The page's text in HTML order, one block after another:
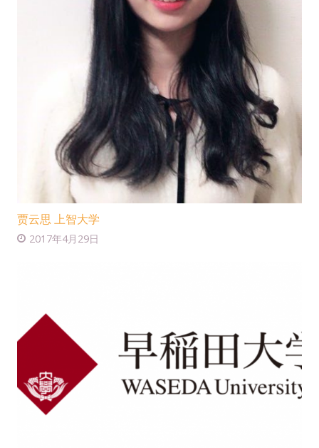
贾云思 上智大学
2017年4月29日